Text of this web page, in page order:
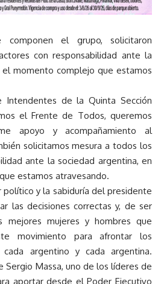
componen el grupo, solicitaron
con responsabilidad ante la
el momento complejo que estamos
Intendentes de la Quinta Sección
el Frente de Todos, queremos
apoyo y acompañamiento al
solicitamos mesura a todos los
ante la sociedad argentina, en
estamos atravesando.
y la sabiduría del presidente
las decisiones correctas y, de ser
mejores mujeres y hombres que
movimiento para afrontar los
argentino y cada argentina.
Sergio Massa, uno de los líderes de
aportar desde el Poder Ejecutivo